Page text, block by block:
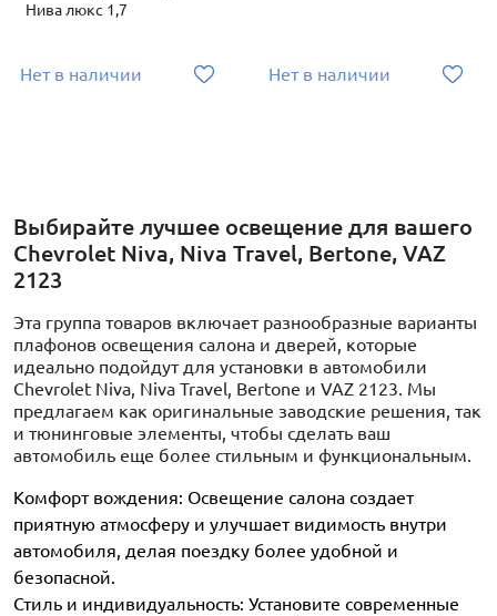
Нива люкс 1,7
Нет в наличии Нет в наличии
Выбирайте лучшее освещение для вашего
Chevrolet Niva, Niva Travel, Bertone, VAZ
2123
Эта группа товаров включает разнообразные варианты
плафонов освещения салона и дверей, которые
идеально подойдут для установки в автомобили
Chevrolet Niva, Niva Travel, Bertone и VAZ 2123. Мы
предлагаем как оригинальные заводские решения, так
и тюнинговые элементы, чтобы сделать ваш
автомобиль еще более стильным и функциональным.
Комфорт вождения: Освещение салона создает
приятную атмосферу и улучшает видимость внутри
автомобиля, делая поездку более удобной и
безопасной.
Стиль и индивидуальность: Установите современные